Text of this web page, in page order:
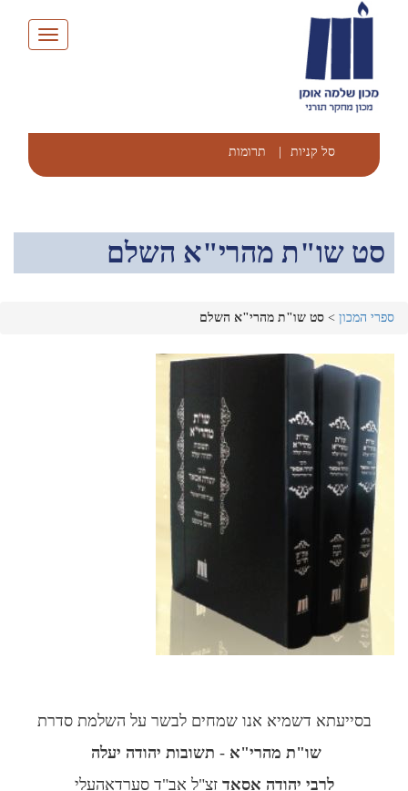
Toggle
סל קניות תרומות
סט שו"ת מהרי"א השלם
ספרי המכון > סט שו"ת מהרי"א השלם
בסייעתא דשמיא אנו שמחים לבשר על השלמת סדרת
שו"ת מהרי"א - תשובות יהודה יעלה
לרבי יהודה אסאדזצ"ל אב"ד סערדאהעלי